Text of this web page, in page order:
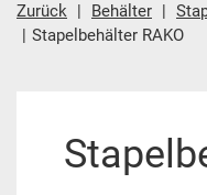
Zurück Behälter
Stapelbehälter RAKO